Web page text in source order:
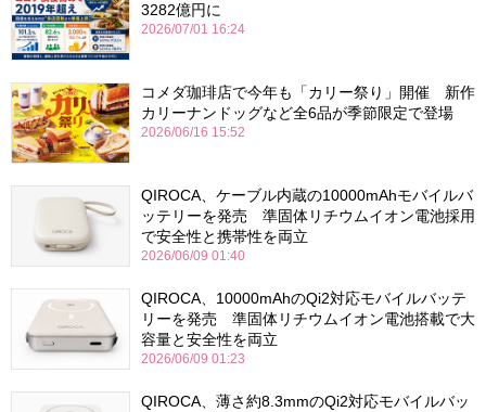
3282億円に
2026/07/01 16:24
コメダ珈琲店で今年も「カリー祭り」開催 新作
カリーナンドッグなど全6品が季節限定で登場
2026/06/16 15:52
QIROCA、ケーブル内蔵の10000mAhモバイルバ
ッテリーを発売 準固体リチウムイオン電池採用
で安全性と携帯性を両立
2026/06/09 01:40
QIROCA、10000mAhのQi2対応モバイルバッテ
リーを発売 準固体リチウムイオン電池搭載で大
容量と安全性を両立
2026/06/09 01:23
QIROCA、薄さ約8.3mmのQi2対応モバイルバッ